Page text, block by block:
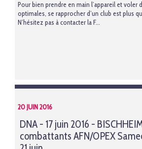
Pour bien prendre en main l’appareil et voler
optimales, se rapprocher d’un club est plus
N’hésitez pas à contacter la F...
20 JUIN 2016
DNA - 17 juin 2016 -
combattants AFN/OPEX